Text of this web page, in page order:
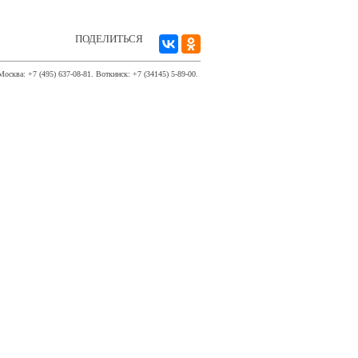
ПОДЕЛИТЬСЯ
+7 (495) 637-08-81. Воткинск: +7 (34145) 5-89-00.